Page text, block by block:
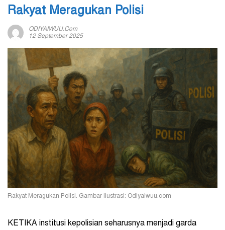
Rakyat Meragukan Polisi
ODIYAIWUU.com
12 September 2025
Rakyat Meragukan Polisi. Gambar ilustrasi: Odiyaiwuu.com
KETIKA institusi kepolisian seharusnya menjadi garda